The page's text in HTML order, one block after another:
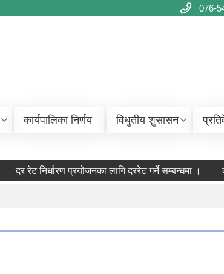
076-
कार्यपालिका निर्णय विधुतीय शुसासन
दर रेट निर्धारण प्रयोजनका लागि दररेट गर्ने सम्बन्धमा ।